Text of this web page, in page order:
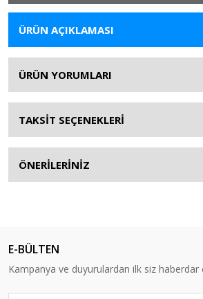
ÜRÜN AÇIKLAMASI
ÜRÜN YORUMLARI
TAKSİT SEÇENEKLERİ
ÖNERİLERİNİZ
E-BÜLTEN
Kampanya ve duyurulardan ilk siz haberdar